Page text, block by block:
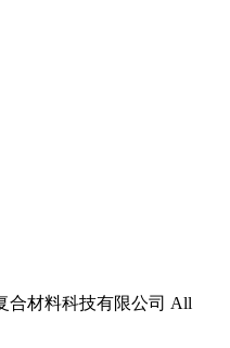
合材料科技有限公司 All